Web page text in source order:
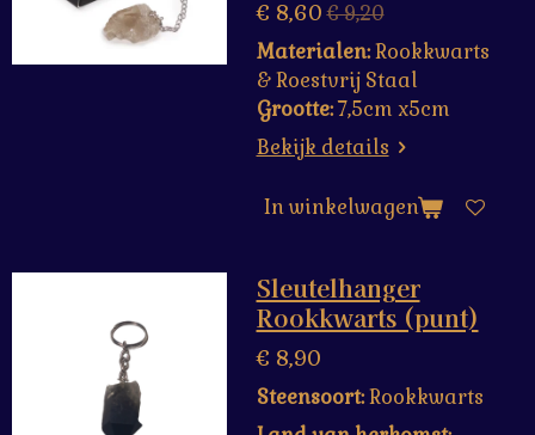
€ 8,60 € 9,20
Materialen:Rookkwarts
&Roestvrij Staal
Grootte:7,5cm x5cm
Bekijk details
In winkelwagen
Sleutelhanger
Rookkwarts (punt)
€ 8,90
Steensoort:Rookkwarts